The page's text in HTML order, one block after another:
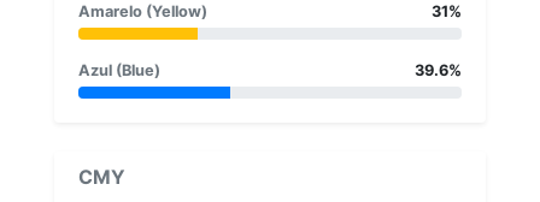
Amarelo (Yellow) 31%
Azul (Blue) 39.6%
CMY